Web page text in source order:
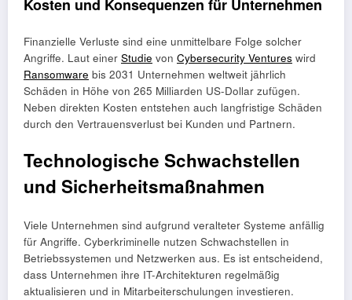
Kosten und Konsequenzen für Unternehmen
Finanzielle Verluste sind eine unmittelbare Folge solcher
Angriffe. Laut einer Studie von Cybersecurity Ventures wird
Ransomware bis 2031 Unternehmen weltweit jährlich
Schäden in Höhe von 265 Milliarden US-Dollar zufügen.
Neben direkten Kosten entstehen auch langfristige Schäden
durch den Vertrauensverlust bei Kunden und Partnern.
Technologische Schwachstellen
und Sicherheitsmaßnahmen
Viele Unternehmen sind aufgrund veralteter Systeme anfällig
für Angriffe. Cyberkriminelle nutzen Schwachstellen in
Betriebssystemen und Netzwerken aus. Es ist entscheidend,
dass Unternehmen ihre IT-Architekturen regelmäßig
aktualisieren und in Mitarbeiterschulungen investieren.